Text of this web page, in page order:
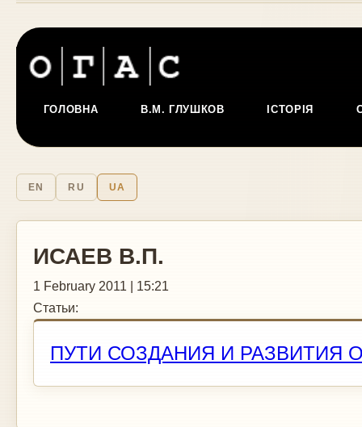
ГОЛОВНА В.М. ГЛУШКОВ ІСТОРІЯ
EN RU UA
ИСАЕВ В.П.
1 February 2011 | 15:21
Статьи:
ПУТИ СОЗДАНИЯ И РАЗВИТИЯ